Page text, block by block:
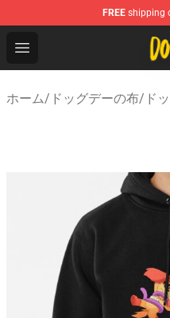
FREE shipping
Open menu
DogDay Store -
ホーム/ ドッグデーの布/ ド